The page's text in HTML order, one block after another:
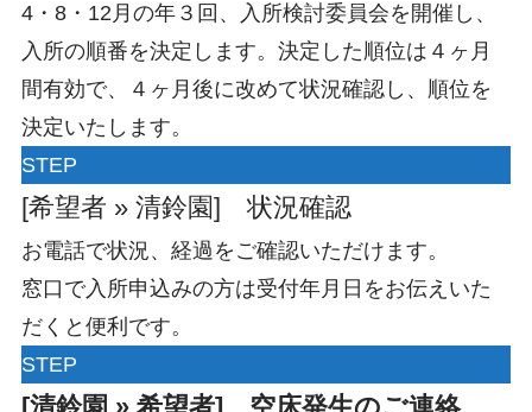
4・8・12月の年３回、入所検討委員会を開催し、
入所の順番を決定します。決定した順位は４ヶ月
間有効で、４ヶ月後に改めて状況確認し、順位を
決定いたします。
STEP
[希望者 » 清鈴園] 状況確認
お電話で状況、経過をご確認いただけます。
窓口で入所申込みの方は受付年月日をお伝えいた
だくと便利です。
STEP